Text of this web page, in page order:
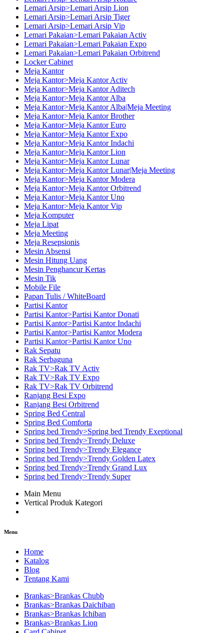
Lemari Arsip>Lemari Arsip Lion
Lemari Arsip>Lemari Arsip Tiger
Lemari Arsip>Lemari Arsip Vip
Lemari Pakaian>Lemari Pakaian Activ
Lemari Pakaian>Lemari Pakaian Expo
Lemari Pakaian>Lemari Pakaian Orbitrend
Locker Cabinet
Meja Kantor
Meja Kantor>Meja Kantor Activ
Meja Kantor>Meja Kantor Aditech
Meja Kantor>Meja Kantor Alba
Meja Kantor>Meja Kantor Alba|Meja Meeting
Meja Kantor>Meja Kantor Brother
Meja Kantor>Meja Kantor Euro
Meja Kantor>Meja Kantor Expo
Meja Kantor>Meja Kantor Indachi
Meja Kantor>Meja Kantor Lion
Meja Kantor>Meja Kantor Lunar
Meja Kantor>Meja Kantor Lunar|Meja Meeting
Meja Kantor>Meja Kantor Modera
Meja Kantor>Meja Kantor Orbitrend
Meja Kantor>Meja Kantor Uno
Meja Kantor>Meja Kantor Vip
Meja Komputer
Meja Lipat
Meja Meeting
Meja Resepsionis
Mesin Absensi
Mesin Hitung Uang
Mesin Penghancur Kertas
Mesin Tik
Mobile File
Papan Tulis / WhiteBoard
Partisi Kantor
Partisi Kantor>Partisi Kantor Donati
Partisi Kantor>Partisi Kantor Indachi
Partisi Kantor>Partisi Kantor Modera
Partisi Kantor>Partisi Kantor Uno
Rak Sepatu
Rak Serbaguna
Rak TV>Rak TV Activ
Rak TV>Rak TV Expo
Rak TV>Rak TV Orbitrend
Ranjang Besi Expo
Ranjang Besi Orbitrend
Spring Bed Central
Spring Bed Comforta
Spring bed Trendy>Spring bed Trendy Exeptional
Spring bed Trendy>Trendy Deluxe
Spring bed Trendy>Trendy Elegance
Spring bed Trendy>Trendy Golden Latex
Spring bed Trendy>Trendy Grand Lux
Spring bed Trendy>Trendy Super
Main Menu
Vertical Produk Kategori
Menu
Home
Katalog
Blog
Tentang Kami
Brankas>Brankas Chubb
Brankas>Brankas Daichiban
Brankas>Brankas Ichiban
Brankas>Brankas Lion